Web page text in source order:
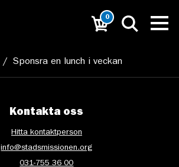
0
/ Sponsra en lunch i veckan
Kontakta oss
Hitta kontaktperson
info@stadsmissionen.org
031-755 36 00